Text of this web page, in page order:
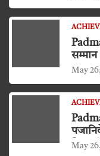
सम्मान
May
किया
May